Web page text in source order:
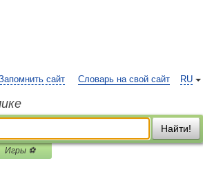
RU
сайт Словарь на свой сайт
Найти!
Игры ⚽